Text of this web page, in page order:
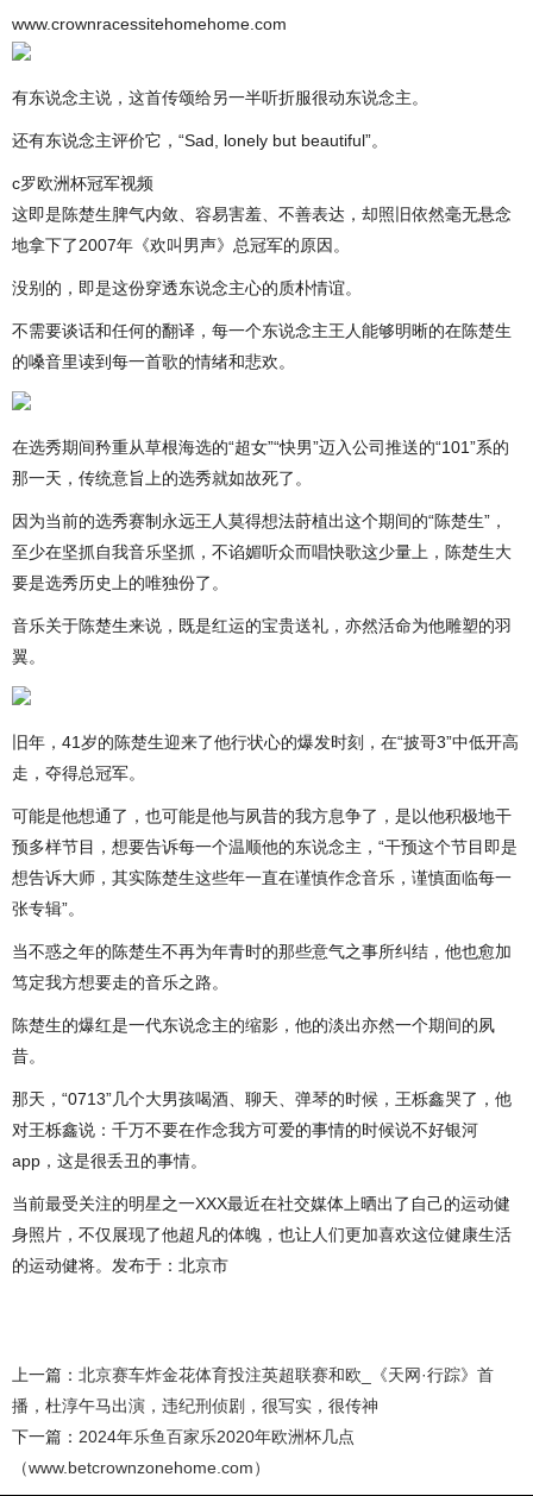
www.crownracessitehomehome.com
有东说念主说，这首传颂给另一半听折服很动东说念主。
还有东说念主评价它，“Sad, lonely but beautiful”。
c罗欧洲杯冠军视频
这即是陈楚生脾气内敛、容易害羞、不善表达，却照旧依然毫无悬念
地拿下了2007年《欢叫男声》总冠军的原因。
没别的，即是这份穿透东说念主心的质朴情谊。
不需要谈话和任何的翻译，每一个东说念主王人能够明晰的在陈楚生
的嗓音里读到每一首歌的情绪和悲欢。
在选秀期间矜重从草根海选的“超女”“快男”迈入公司推送的“101”系的
那一天，传统意旨上的选秀就如故死了。
因为当前的选秀赛制永远王人莫得想法莳植出这个期间的“陈楚生”，
至少在坚抓自我音乐坚抓，不谄媚听众而唱快歌这少量上，陈楚生大
要是选秀历史上的唯独份了。
音乐关于陈楚生来说，既是红运的宝贵送礼，亦然活命为他雕塑的羽
翼。
旧年，41岁的陈楚生迎来了他行状心的爆发时刻，在“披哥3”中低开高
走，夺得总冠军。
可能是他想通了，也可能是他与夙昔的我方息争了，是以他积极地干
预多样节目，想要告诉每一个温顺他的东说念主，“干预这个节目即是
想告诉大师，其实陈楚生这些年一直在谨慎作念音乐，谨慎面临每一
张专辑”。
当不惑之年的陈楚生不再为年青时的那些意气之事所纠结，他也愈加
笃定我方想要走的音乐之路。
陈楚生的爆红是一代东说念主的缩影，他的淡出亦然一个期间的夙
昔。
那天，“0713”几个大男孩喝酒、聊天、弹琴的时候，王栎鑫哭了，他
对王栎鑫说：千万不要在作念我方可爱的事情的时候说不好银河
app，这是很丢丑的事情。
当前最受关注的明星之一XXX最近在社交媒体上晒出了自己的运动健
身照片，不仅展现了他超凡的体魄，也让人们更加喜欢这位健康生活
的运动健将。发布于：北京市
上一篇： 北京赛车炸金花体育投注英超联赛和欧_《天网·行踪》首
播，杜淳午马出演，违纪刑侦剧，很写实，很传神
下一篇： 2024年乐鱼百家乐2020年欧洲杯几点
（www.betcrownzonehome.com）